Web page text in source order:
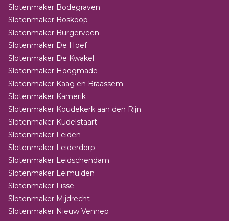
Slotenmaker Bodegraven
Slotenmaker Boskoop
Slotenmaker Burgerveen
Slotenmaker De Hoef
Slotenmaker De Kwakel
Slotenmaker Hoogmade
Slotenmaker Kaag en Braassem
Slotenmaker Kamerik
Slotenmaker Koudekerk aan den Rijn
Slotenmaker Kudelstaart
Slotenmaker Leiden
Slotenmaker Leiderdorp
Slotenmaker Leidschendam
Slotenmaker Leimuiden
Slotenmaker Lisse
Slotenmaker Mijdrecht
Slotenmaker Nieuw Vennep